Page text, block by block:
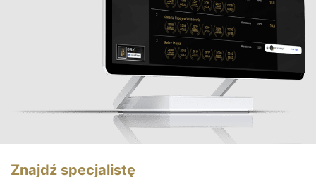
Znajdź specjalistę